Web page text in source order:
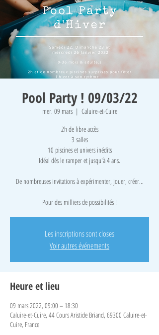
Pool Party ! 09/03/22
mer. 09 mars
  |
Caluire-et-Cuire
2h de libre accès
3 salles
10 piscines et univers inédits
Idéal dès le ramper et jusqu'à 4 ans.
De nombreuses invitations à expérimenter, jouer, créer...
Pour des milliers de possibilités !
Les inscriptions sont closes
Voir autres événements
Heure et lieu
09 mars 2022, 09:00 – 18:30
Caluire-et-Cuire, 44 Cours Aristide Briand, 69300 Caluire-et-
Cuire, France